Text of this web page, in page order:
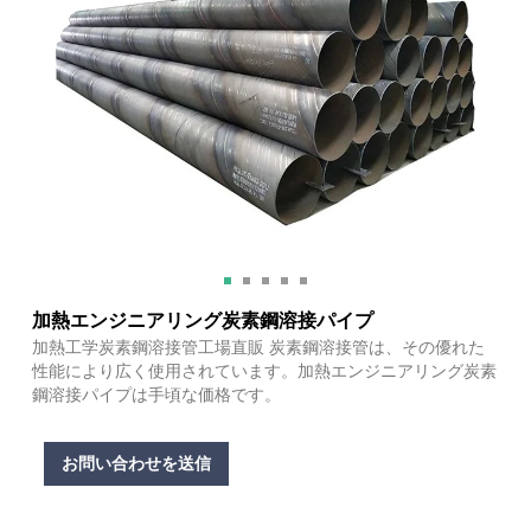
加熱エンジニアリング炭素鋼溶接パイプ
加熱工学炭素鋼溶接管工場直販 炭素鋼溶接管は、その優れた
性能により広く使用されています。加熱エンジニアリング炭素
鋼溶接パイプは手頃な価格です。
お問い合わせを送信